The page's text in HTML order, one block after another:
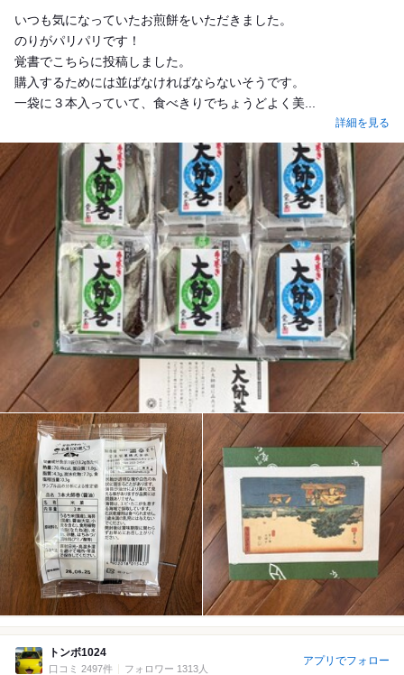
いつも気になっていたお煎餅をいただきました。
のりがパリパリです！
覚書でこちらに投稿しました。
購入するためには並ばなければならないそうです。
一袋に３本入っていて、食べきりでちょうどよく美...
詳細を見る
トンボ1024
口コミ 2497件 フォロワー 1313人
アプリでフォロー